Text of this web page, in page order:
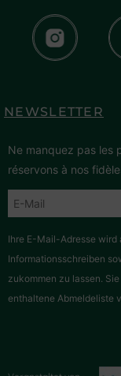
NEWSLETTER
Ne manquez pas les
réservons à nos
Ihre E-Mail-Adresse
Informationsschreiben
zukommen zu lassen.
enthaltene Abmeldeliste